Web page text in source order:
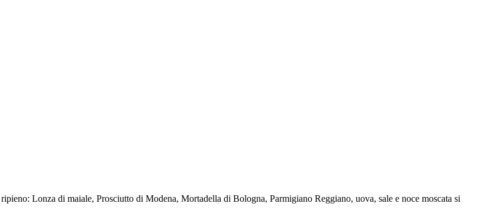
Lonza di maiale, Prosciutto di Modena, Mortadella di Bologna, Parmigiano Reggiano, uova, sale e noce moscata si